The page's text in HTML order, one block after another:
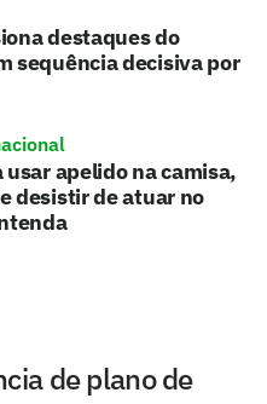
destaques do
sequência decisiva por
apelido na camisa,
desistir de atuar no
de plano de